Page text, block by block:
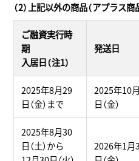
（2）上記以外の商品（アプラス商
ご融資実行時
期
入居日（注1）
発送日
2025年8月29
日（金）まで
2025年10
日（金）
2025年8月30
日（土）から
2026年1月